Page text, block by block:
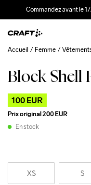
Commandez avant le
Block Shell
100 EUR
Prix original200 EUR
En stock
XS S
Accueil Femme
Outlet